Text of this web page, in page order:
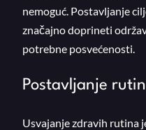
nemoguć. Postavljanje
značajno doprineti
potrebne posvećenosti.
Postavljanje
Usvajanje zdravih rutina